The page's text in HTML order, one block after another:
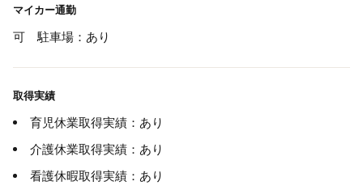
マイカー通勤
可 駐車場：あり
取得実績
育児休業取得実績：あり
介護休業取得実績：あり
看護休暇取得実績：あり